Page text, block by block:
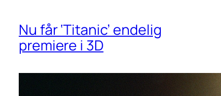
Nu får ‘Titanic’ endelig
premiere i 3D